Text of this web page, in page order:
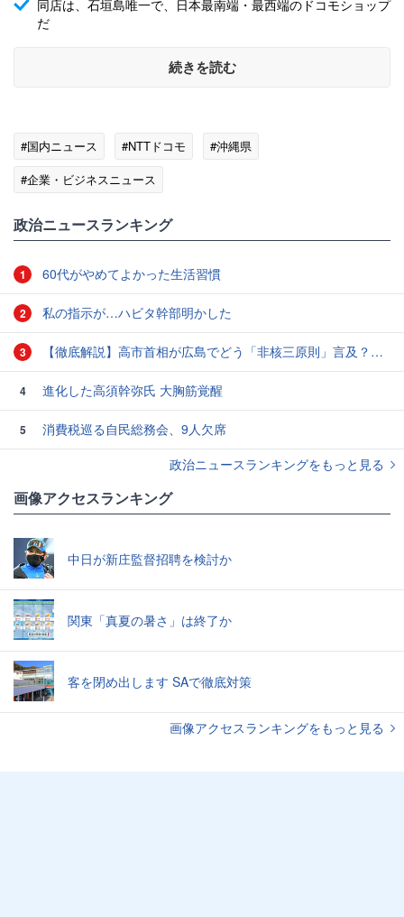
同店は、石垣島唯一で、日本最南端・最西端のドコモショップ
だ
続きを読む
#国内ニュース #NTTドコモ
#沖縄県
#企業・ビジネスニュース
政治ニュースランキング
1 60代がやめてよかった生活習慣
2 私の指示が…ハビタ幹部明かした
3 【徹底解説】高市首相が広島でどう「非核三原則」言及？現状にとどめ将来は明言せず 著書では「邪魔になる」と主張
4 進化した高須幹弥氏 大胸筋覚醒
5
消費税巡る自民総務会、9人欠席
政治ニュースランキングをもっと見る
画像アクセスランキング
中日が新庄監督招聘を検討か
関東「真夏の暑さ」は終了か
客を閉め出します SAで徹底対策
画像アクセスランキングをもっと見る